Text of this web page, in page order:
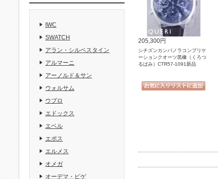
205,300円
シチズンカンパノラコンプリケ
ーションクオーツ黒橡（くろつ
るばみ）CTR57-1091新品
IWC
SWATCH
アラン・シルベスタイン
アルマーニ
アーノルド＆サン
ウォルサム
ウブロ
エドックス
エベル
エポス
エルメス
オメガ
オーデマ・ピゲ